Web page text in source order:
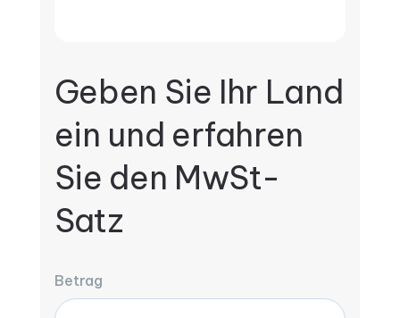
Geben Sie Ihr Land
ein und erfahren
Sie den MwSt-
Satz
Betrag